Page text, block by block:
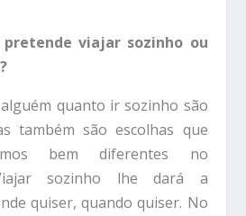
pretende viajar sozinho ou
quanto ir sozinho são
também são escolhas que
bem diferentes no
sozinho lhe dará a
quiser, quando quiser. No